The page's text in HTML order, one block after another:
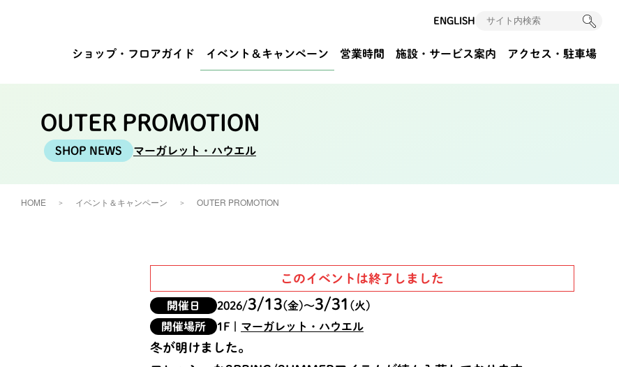
ENGLISH
ショップ・ フロアガイド イベント ＆キャンペーン 営業時間 施設・サービス案内 アクセス ・駐車場
OUTER PROMOTION
マーガレット・ハウエル
HOME イベント＆キャンペーン OUTER PROMOTION
このイベントは終了しました
開催日 2026/3/13(金)〜3/31 (火)
開催場所
1F マーガレット・ハウエル
冬が明けました。